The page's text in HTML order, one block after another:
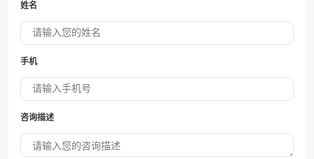
姓名
手机
咨询描述